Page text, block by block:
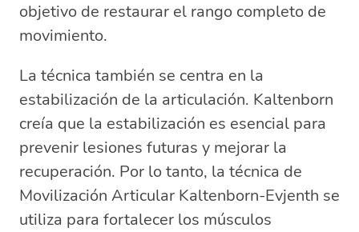
objetivo de restaurar el rango completo de
movimiento.
La técnica también se centra en la
estabilización de la articulación. Kaltenborn
creía que la estabilización es esencial para
prevenir lesiones futuras y mejorar la
recuperación. Por lo tanto, la técnica de
Movilización Articular Kaltenborn-Evjenth se
utiliza para fortalecer los músculos